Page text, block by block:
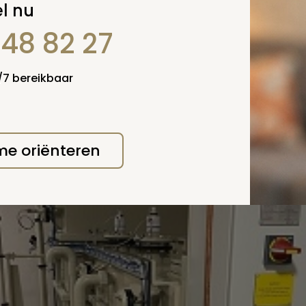
25 SEPTEMBER 2023
jij weten over resomeren?
nu
82 27
bereikbaar
oriënteren